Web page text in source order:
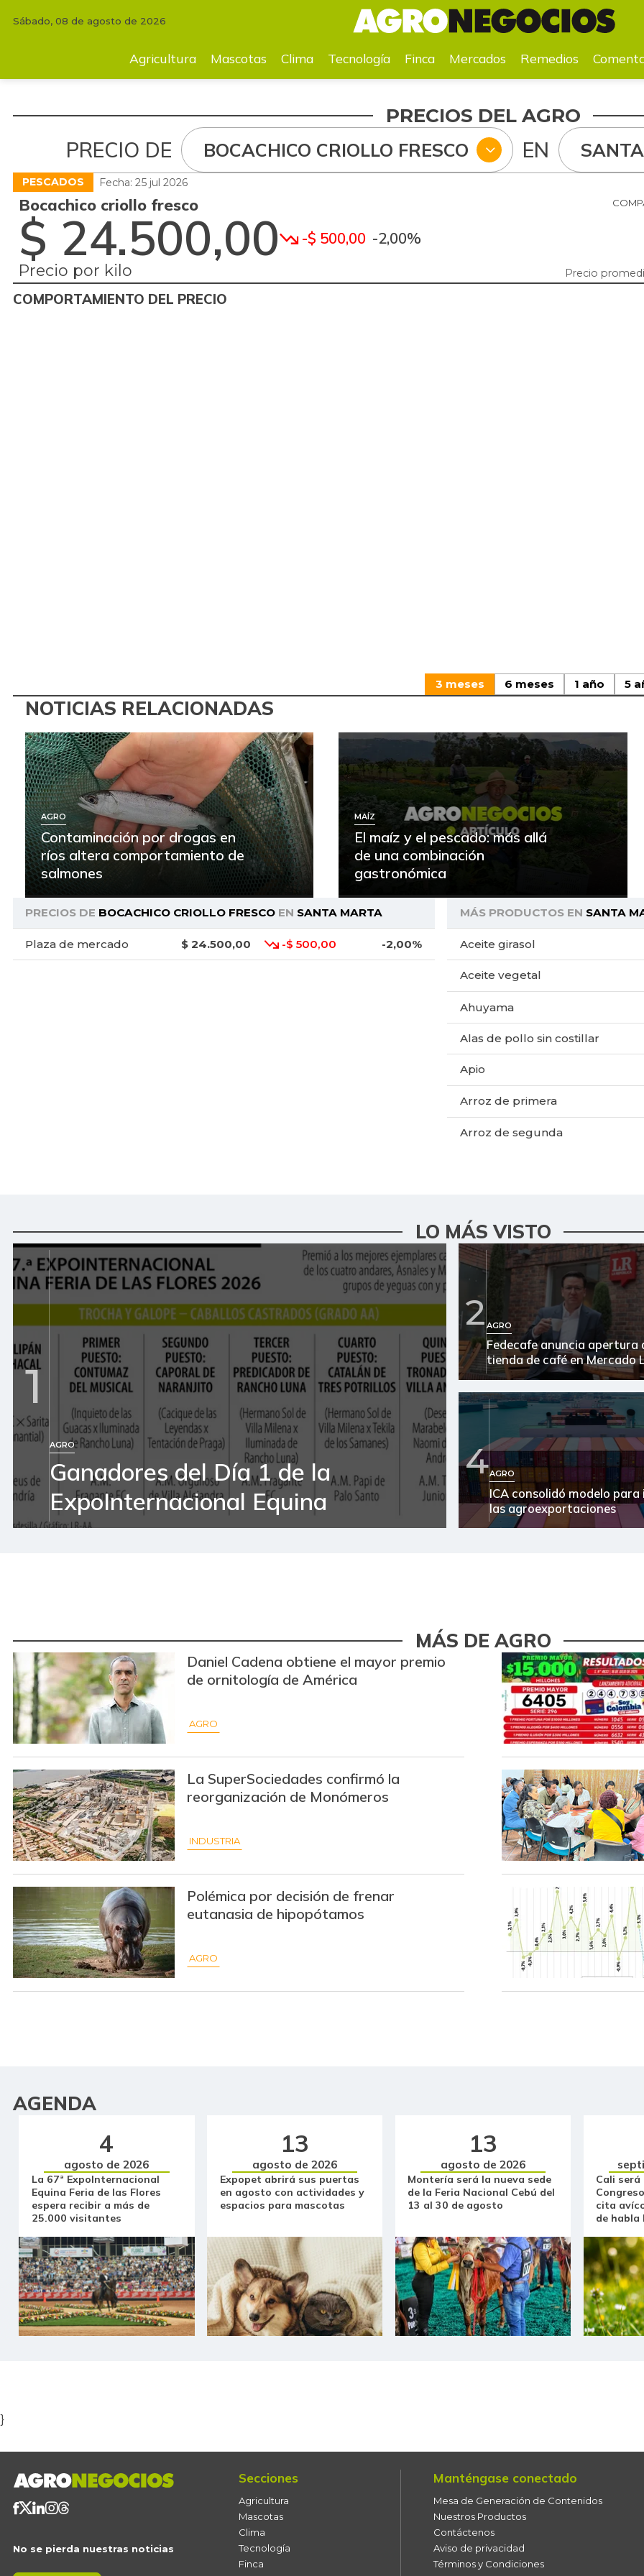
Mascotas Clima Tecnología Mercados Remedios Comentarios Agenda
Sábado, 08 de agosto de 2026
Agricultura Mascotas Clima Tecnología Finca Mercados Remedios
PRECIOS DEL AGRO
PRECIO DE BOCACHICO CRIOLLO FRESCO EN
PESCADOS Fecha: 25 jul 2026
Bocachico criollo fresco
$ 24.500,00 -$ 500,00 -2,00%
Precio por kilo
Precio
COMPORTAMIENTO DEL PRECIO
3 meses 6 meses 1 año 5
NOTICIAS RELACIONADAS
AGRO
Contaminación por drogas en
ríos altera comportamiento de
salmones
MAÍZ
El maíz y el pescado: más allá
de una combinación
gastronómica
PRECIOS DE BOCACHICO CRIOLLO FRESCOEN SANTA MARTA
Plaza de mercado $ 24.500,00 -$ 500,00 -2,00%
MÁS PRODUCTOS EN SANTA
Aceite girasol
Aceite vegetal
Ahuyama
Alas de pollo sin costillar
Apio
Arroz de primera
Arroz de segunda
Arveja verde seca
Atún en lata
Avena en hojuelas
Avena molida
Azúcar
Bagre rayado entero
Bagre rayado entero fresco
Banano criollo
Bocachico importado
Camarón Tití precocido
Cebolla cabezona blanca
Cebolla cabezona roja
Cebolla junca
Cebolla larga
Chocolate dulce
Chócolo mazorca
Ciruela importada
Costilla de cerdo
Galletas dulces redondas con
crema
Galletas saladas
Gelatina
Guayaba común
Habichuela
Harina de trigo
Harina precocida de maíz
Leche en polvo
Lechuga batavia
Lenteja
LO MÁS VISTO
1
AGRO
Ganadores del Día 1 de la
ExpoInternacional Equina
2 AGRO
Fedecafe anuncia apertura
tienda de café en Mercado
4AGRO
ICA consolidó modelo para
las agroexportaciones
MÁS DE AGRO
Daniel Cadena obtiene el mayor premio
de ornitología de América
AGRO
La SuperSociedades confirmó la
reorganización de Monómeros
INDUSTRIA
Polémica por decisión de frenar
eutanasia de hipopótamos
AGRO
AGENDA
4
agosto de 2026
La 67ª ExpoInternacional
Equina Feria de las Flores
espera recibir a más de
25.000 visitantes
13
agosto de 2026
Expopet abrirá sus puertas
en agosto con actividades y
espacios para mascotas
13
agosto de 2026
Montería será la nueva sede
de la Feria Nacional Cebú del
13 al 30 de agosto
Cali será
cita
de habla
}
No se pierda nuestras noticias
Secciones
Agricultura
Mascotas
Clima
Tecnología
Finca
Manténgase conectado
Mesa de Generación de Contenidos
Nuestros Productos
Contáctenos
Aviso de privacidad
Términos y Condiciones